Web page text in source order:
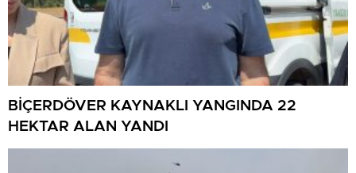
BİÇERDÖVER KAYNAKLI YANGINDA 22
HEKTAR ALAN YANDI